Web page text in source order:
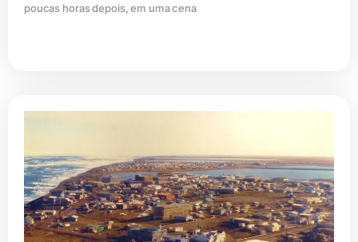
poucas horas depois, em uma cena